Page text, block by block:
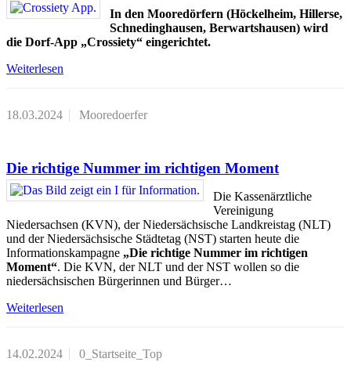
In den Mooredörfern (Höckelheim, Hillerse,
Schnedinghausen, Berwartshausen) wird
die Dorf-App „Crossiety“ eingerichtet.
Weiterlesen
18.03.2024 Mooredoerfer
Die richtige Nummer im richtigen Moment
Die Kassenärztliche
Vereinigung
Niedersachsen (KVN), der Niedersächsische Landkreistag (NLT)
und der Niedersächsische Städtetag (NST) starten heute die
Informationskampagne „Die richtige Nummer im richtigen
Moment“. Die KVN, der NLT und der NST wollen so die
niedersächsischen Bürgerinnen und Bürger…
Weiterlesen
14.02.2024 0_Startseite_Top